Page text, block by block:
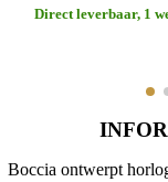
Direct leverbaar, 1
Boccia ontwerpt